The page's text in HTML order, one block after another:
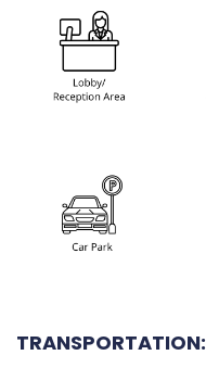
TRANSPORTATION: